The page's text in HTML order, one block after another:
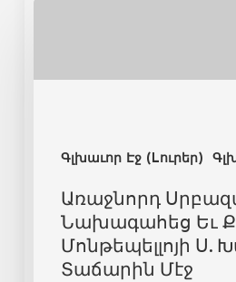
Գլխաւոր Էջ (Lուրեր)
Առաջնորդ
Նախագահեց Եւ
Մոնթեպելլոյի Ս.
Տաճարին Մէջ